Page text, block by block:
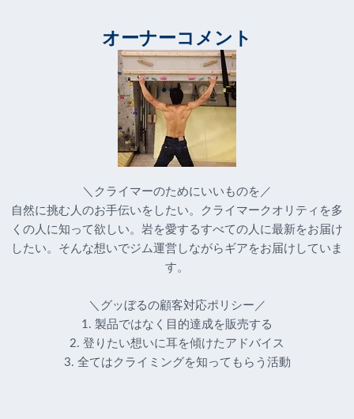
オーナーコメント
＼クライマーのためにいいものを／
自然に挑む人のお手伝いをしたい。クライマークオリティを多
くの人に知って欲しい。岩を愛するすべての人に最新をお届け
したい。そんな想いでジム運営しながらギアをお届けしていま
す。
＼グッぼるの顧客対応ポリシー／
1. 製品ではなく目的達成を販売する
2. 登りたい想いに耳を傾けたアドバイス
3. 全てはクライミングを知ってもらう活動